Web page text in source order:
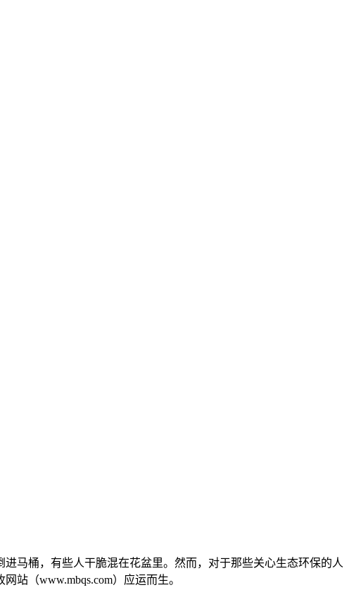
马桶，有些人干脆混在花盆里。然而，对于那些关心生态环保的人
站（www.mbqs.com）应运而生。